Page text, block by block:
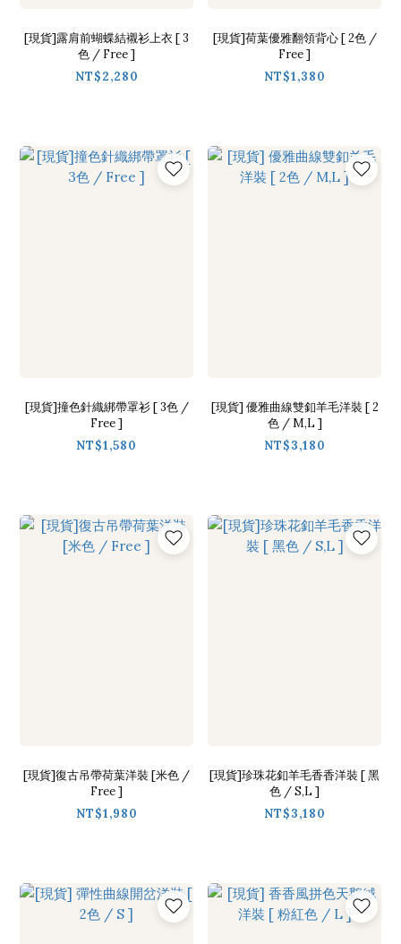
[現貨]露肩前蝴蝶結襯衫上衣 [ 3
色 / Free ]
NT$2,280
[現貨]荷葉優雅翻領背心 [ 2色 /
Free ]
NT$1,380
[現貨]撞色針織綁帶罩衫 [ 3色 /
Free ]
NT$1,580
[現貨] 優雅曲線雙釦羊毛洋裝 [ 2
色 / M,L ]
NT$3,180
[現貨]復古吊帶荷葉洋裝 [米色 /
Free ]
NT$1,980
[現貨]珍珠花釦羊毛香香洋裝 [ 黑
色 / S,L ]
NT$3,180